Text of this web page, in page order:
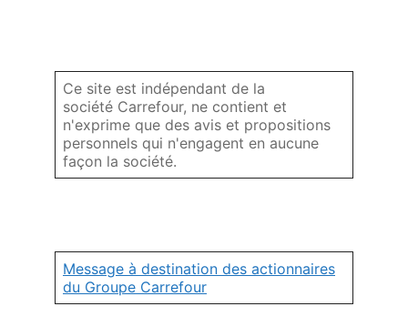
Ce site est indépendant de la
société Carrefour, ne contient et
n'exprime que des avis et propositions
personnels qui n'engagent en aucune
façon la société.
Message à destination des actionnaires
du Groupe Carrefour